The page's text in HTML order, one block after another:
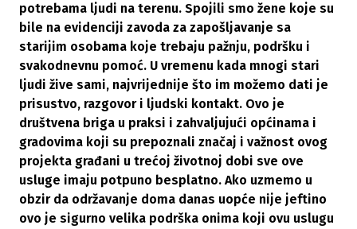
potrebama ljudi na terenu. Spojili smo žene koje su
bile na evidenciji zavoda za zapošljavanje sa
starijim osobama koje trebaju pažnju, podršku i
svakodnevnu pomoć. U vremenu kada mnogi stari
ljudi žive sami, najvrijednije što im možemo dati je
prisustvo, razgovor i ljudski kontakt. Ovo je
društvena briga u praksi i zahvaljujući općinama i
gradovima koji su prepoznali značaj i važnost ovog
projekta građani u trećoj životnoj dobi sve ove
usluge imaju potpuno besplatno. Ako uzmemo u
obzir da održavanje doma danas uopće nije jeftino
ovo je sigurno velika podrška onima koji ovu uslugu